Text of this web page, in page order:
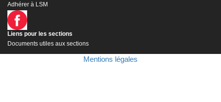
Adhérer à LSM
Liens pour les sections
Documents utiles aux sections
Mentions légales